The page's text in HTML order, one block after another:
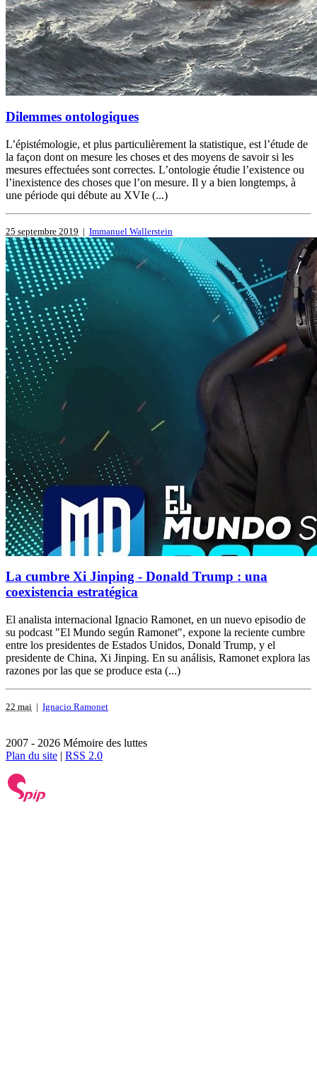
Dilemmes ontologiques
L’épistémologie, et plus particulièrement la statistique, est l’étude de
la façon dont on mesure les choses et des moyens de savoir si les
mesures effectuées sont correctes. L’ontologie étudie l’existence ou
l’inexistence des choses que l’on mesure. Il y a bien longtemps, à
une période qui débute au XVIe (...)
25 septembre 2019 | Immanuel Wallerstein
La cumbre Xi Jinping - Donald Trump : una
coexistencia estratégica
El analista internacional Ignacio Ramonet, en un nuevo episodio de
su podcast "El Mundo según Ramonet", expone la reciente cumbre
entre los presidentes de Estados Unidos, Donald Trump, y el
presidente de China, Xi Jinping. En su análisis, Ramonet explora las
razones por las que se produce esta (...)
22 mai | Ignacio Ramonet
2007 - 2026 Mémoire des luttes
Plan du site | RSS 2.0